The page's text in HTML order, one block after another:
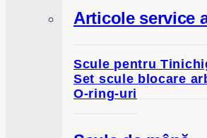
Articole service
Scule pentru
Set scule blocare
O-ring-uri